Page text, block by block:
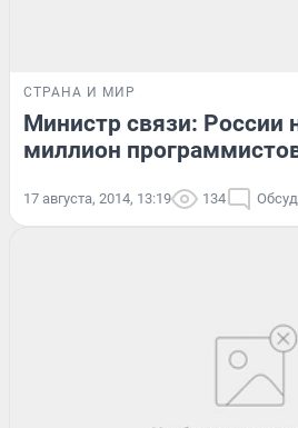
СТРАНА И МИР
Министр связи: России
миллион
17 августа, 2014, 13:19 134